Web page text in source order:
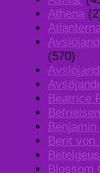
Athena
Atlanterna
(570)
Beatrice
Berit von
Blossom